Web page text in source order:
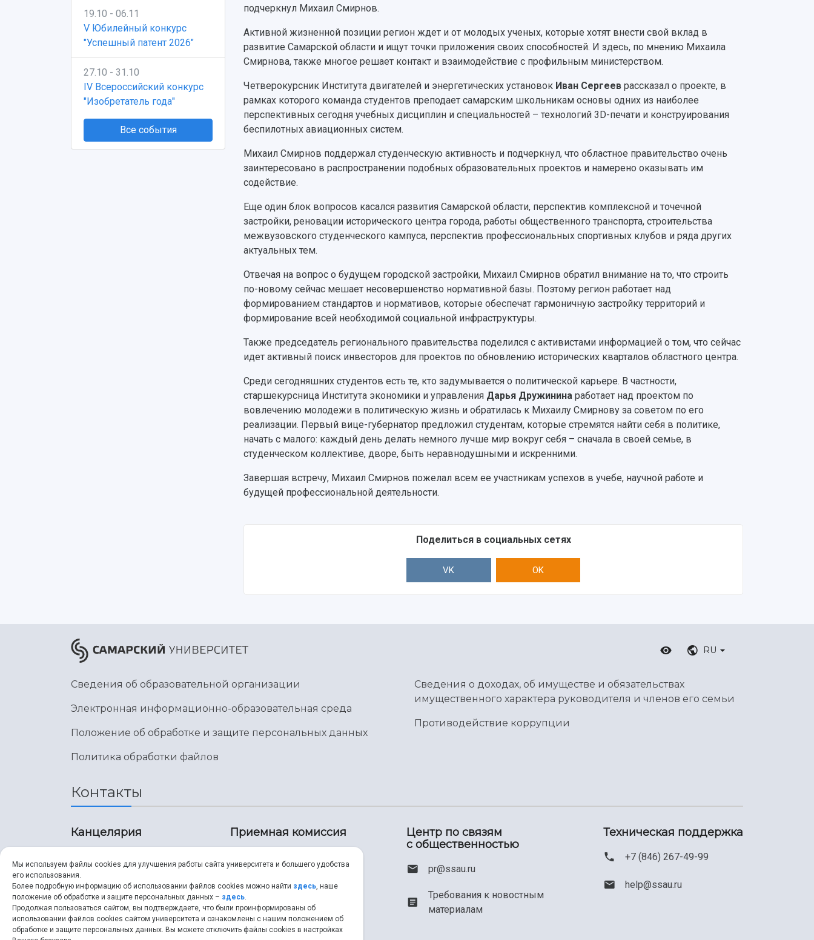
19.10 - 06.11
V Юбилейный конкурс
"Успешный патент 2026"
27.10 - 31.10
IV Всероссийский конкурс
"Изобретатель года"
Все события
подчеркнул Михаил Смирнов.
Активной жизненной позиции регион ждет и от молодых ученых, которые хотят внести свой вклад в
развитие Самарской области и ищут точки приложения своих способностей. И здесь, по мнению Михаила
Смирнова, также многое решает контакт и взаимодействие с профильным министерством.
Четверокурсник Института двигателей и энергетических установок Иван Сергеев рассказал о проекте, в
рамках которого команда студентов преподает самарским школьникам основы одних из наиболее
перспективных сегодня учебных дисциплин и специальностей – технологий 3D-печати и конструирования
беспилотных авиационных систем.
Михаил Смирнов поддержал студенческую активность и подчеркнул, что областное правительство очень
заинтересовано в распространении подобных образовательных проектов и намерено оказывать им
содействие.
Еще один блок вопросов касался развития Самарской области, перспектив комплексной и точечной
застройки, реновации исторического центра города, работы общественного транспорта, строительства
межвузовского студенческого кампуса, перспектив профессиональных спортивных клубов и ряда других
актуальных тем.
Отвечая на вопрос о будущем городской застройки, Михаил Смирнов обратил внимание на то, что строить
по-новому сейчас мешает несовершенство нормативной базы. Поэтому регион работает над
формированием стандартов и нормативов, которые обеспечат гармоничную застройку территорий и
формирование всей необходимой социальной инфраструктуры.
Также председатель регионального правительства поделился с активистами информацией о том, что сейчас
идет активный поиск инвесторов для проектов по обновлению исторических кварталов областного центра.
Среди сегодняшних студентов есть те, кто задумывается о политической карьере. В частности,
старшекурсница Института экономики и управления Дарья Дружинина работает над проектом по
вовлечению молодежи в политическую жизнь и обратилась к Михаилу Смирнову за советом по его
реализации. Первый вице-губернатор предложил студентам, которые стремятся найти себя в политике,
начать с малого: каждый день делать немного лучше мир вокруг себя – сначала в своей семье, в
студенческом коллективе, дворе, быть неравнодушными и искренними.
Завершая встречу, Михаил Смирнов пожелал всем ее участникам успехов в учебе, научной работе и
будущей профессиональной деятельности.
Поделиться в социальных сетях
VK OK
RU
Сведения об образовательной организации
Электронная информационно-образовательная среда
Положение об обработке и защите персональных данных
Политика обработки файлов
Сведения о доходах, об имуществе и обязательствах
имущественного характера руководителя и членов его семьи
Противодействие коррупции
Контакты
Канцелярия
8 (846) 267-43-70
ssau@ssau.ru
Приемная комиссия
8 (846) 267-48-67
priem@ssau.ru
Центр по связям
с общественностью
pr@ssau.ru
Требования к новостным
материалам
Техническая поддержка
+7 (846) 267-49-99
help@ssau.ru
Мы используем файлы cookies для улучшения работы сайта университета и большего удобства
его использования.
Более подробную информацию об использовании файлов cookies можно найти здесь, наше
положение об обработке и защите персональных данных – здесь.
Продолжая пользоваться сайтом, вы подтверждаете, что были проинформированы об
использовании файлов cookies сайтом университета и ознакомлены с нашим положением об
обработке и защите персональных данных. Вы можете отключить файлы cookies в настройках